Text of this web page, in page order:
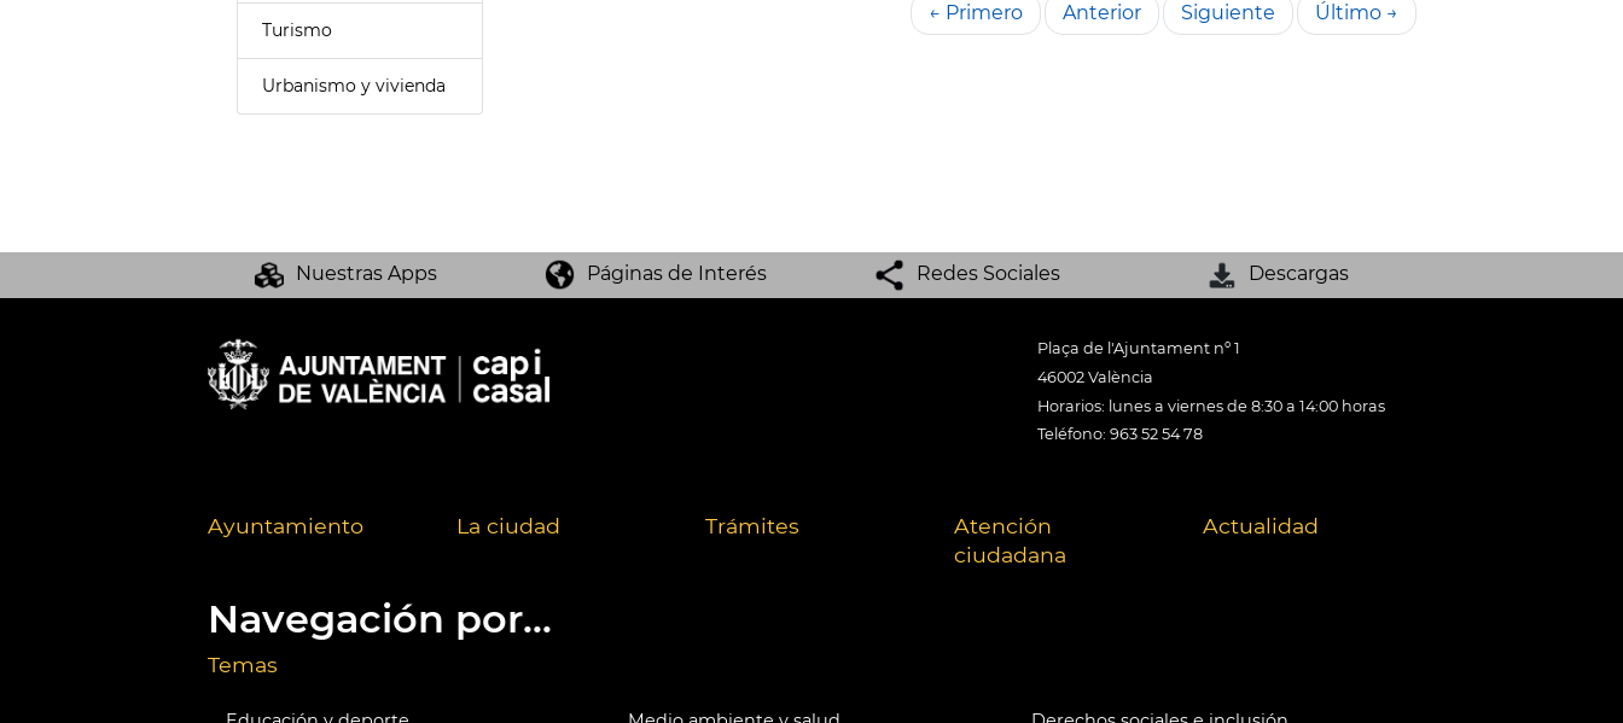
Turismo
Urbanismo y vivienda
← Primero Anterior Siguiente Último →
Nuestras Apps Páginas de Interés Redes Sociales Descargas
Plaça de l'Ajuntament nº 1
46002 València
Horarios: lunes a viernes de 8:30 a 14:00 horas
Teléfono: 963 52 54 78
Ayuntamiento La ciudad Trámites
Atención
ciudadana
Actualidad
Navegación por...
Temas